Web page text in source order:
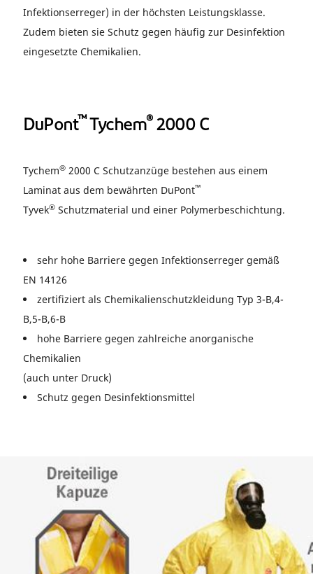
Infektionserreger) in der höchsten Leistungsklasse.
Zudem bieten sie Schutz gegen häufig zur Desinfektion
eingesetzte Chemikalien.
DuPont™ Tychem® 2000 C
Tychem® 2000 C Schutzanzüge bestehen aus einem
Laminat aus dem bewährten DuPont™
Tyvek® Schutzmaterial und einer Polymerbeschichtung.
sehr hohe Barriere gegen Infektionserreger gemäß
EN 14126
zertifiziert als Chemikalienschutzkleidung Typ 3-B,4-
B,5-B,6-B
hohe Barriere gegen zahlreiche anorganische
Chemikalien
(auch unter Druck)
Schutz gegen Desinfektionsmittel